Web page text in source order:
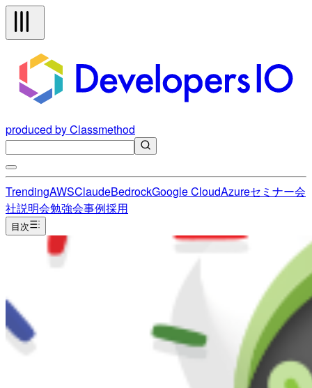
produced by Classmethod
TrendingAWSClaudeBedrockGoogle CloudAzureセミナー会
社説明会勉強会事例採用
目次